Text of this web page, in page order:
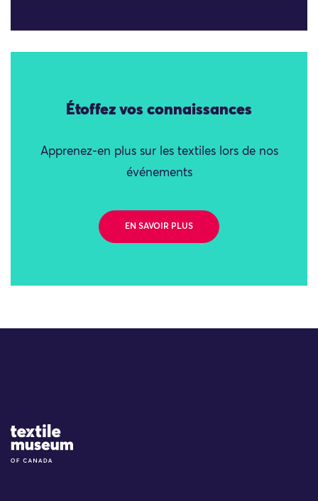
Étoffez vos connaissances
Apprenez-en plus sur les textiles lors de nos
événements
EN SAVOIR PLUS
Site Logo